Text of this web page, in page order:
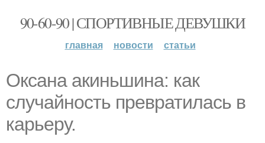
90-60-90 | СПОРТИВНЫЕ ДЕВУШКИ
главная новости статьи
Оксана акиньшина: как
случайность превратилась в
карьеру.